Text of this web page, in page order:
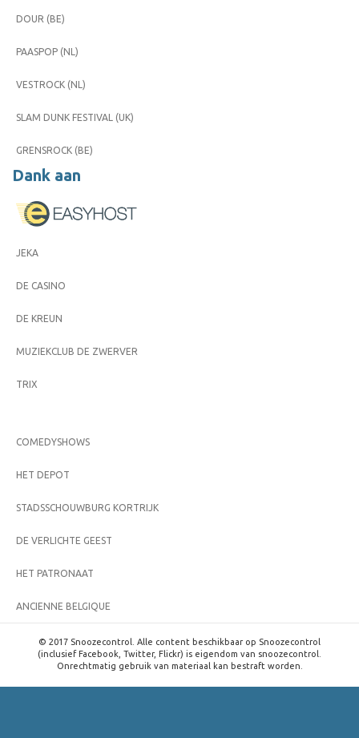
DOUR (BE)
PAASPOP (NL)
VESTROCK (NL)
SLAM DUNK FESTIVAL (UK)
GRENSROCK (BE)
Dank aan
JEKA
DE CASINO
DE KREUN
MUZIEKCLUB DE ZWERVER
TRIX
COMEDYSHOWS
HET DEPOT
STADSSCHOUWBURG KORTRIJK
DE VERLICHTE GEEST
HET PATRONAAT
ANCIENNE BELGIQUE
© 2017 Snoozecontrol. Alle content beschikbaar op Snoozecontrol
(inclusief Facebook, Twitter, Flickr) is eigendom van snoozecontrol.
Onrechtmatig gebruik van materiaal kan bestraft worden.